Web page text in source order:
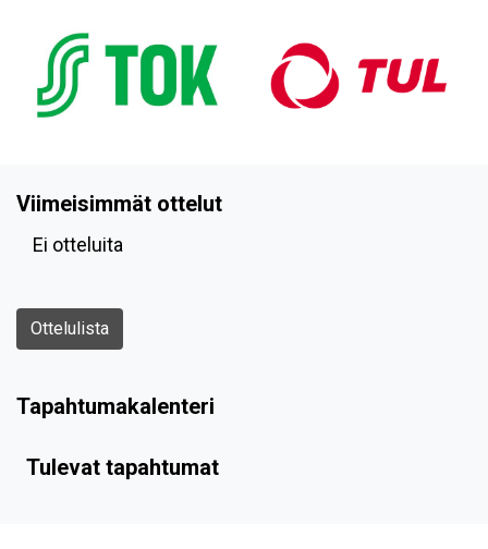
Viimeisimmät ottelut
Ei otteluita
Ottelulista
Tapahtumakalenteri
Tulevat tapahtumat